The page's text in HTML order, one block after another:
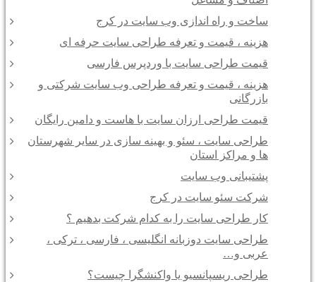
ساخت و راه اندازی وب سایت در کرج
هزینه ، قیمت و تعرفه طراحی سایت حرفه ای
قیمت طراحی سایت با وردپرس فارسی
هزینه ، قیمت و تعرفه طراحی وب سایت شرکتی و
بازرگانی
قیمت طراحی ارزان سایت با هاست و دامین رایگان
طراحی سایت ، سئو و بهینه سازی در سایر شهرستان
ها و مراکز استان
پشتیبانی وب سایت
شرکت سئو سایت در کرج
کار طراحی سایت را به کدام شرکت بدهیم ؟
طراحی سایت دوزبانه انگلیسی ، فارسی ، ترکی ،
عربی و…
طراحی ریسپانسیو یا واکنشگرا چیست؟